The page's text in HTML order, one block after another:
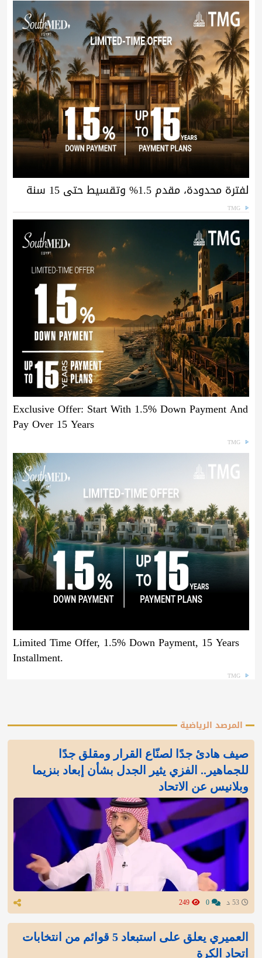
لفترة محدودة، مقدم 1.5% وتقسيط حتى 15 سنة
TMG
Exclusive Offer: Start With 1.5% Down Payment And
Pay Over 15 Years
TMG
Limited Time Offer, 1.5% Down Payment, 15 Years
Installment.
TMG
المرصد الرياضية
صيف هادئ جدًا لصنّاع القرار ومقلق جدًا
للجماهير.. الفزي يثير الجدل بشأن إبعاد بنزيما
وبلانيس عن الاتحاد
العميري يعلق على استبعاد 5 قوائم من انتخابات
اتحاد الكرة